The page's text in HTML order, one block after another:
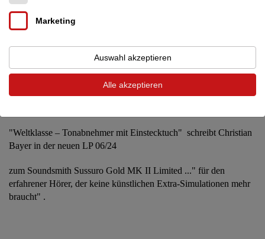
Den Testbericht können wir Euch gerne auf Email Anforderung
als .pdf zu senden.
---------------------------------------------------------------
"Weltklasse – Tonabnehmer mit Einstecktuch" schreibt Christian
Bayer in der neuen LP 06/24
zum Soundsmith Sussuro Gold MK II Limited ..." für den
erfahrener Hörer, der keine künstlichen Extra-Simulationen mehr
braucht" .
Marketing
Auswahl akzeptieren
Alle akzeptieren